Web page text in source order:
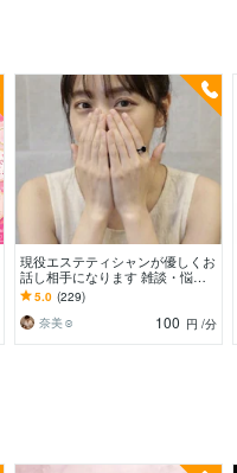
現役エステティシャンが優しくお
話し相手になります 雑談・悩
み・恋愛相談・秘密・愚痴？話し
て解放されてね°˖✧
5.0 (229)
奈美☺︎
100 円 /分